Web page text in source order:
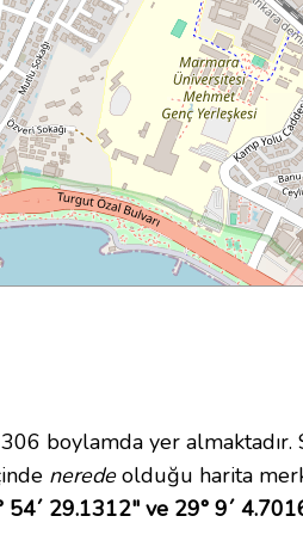
boylamda yer
neredeolduğu harita
54´ 29.1312" ve 29° 9´